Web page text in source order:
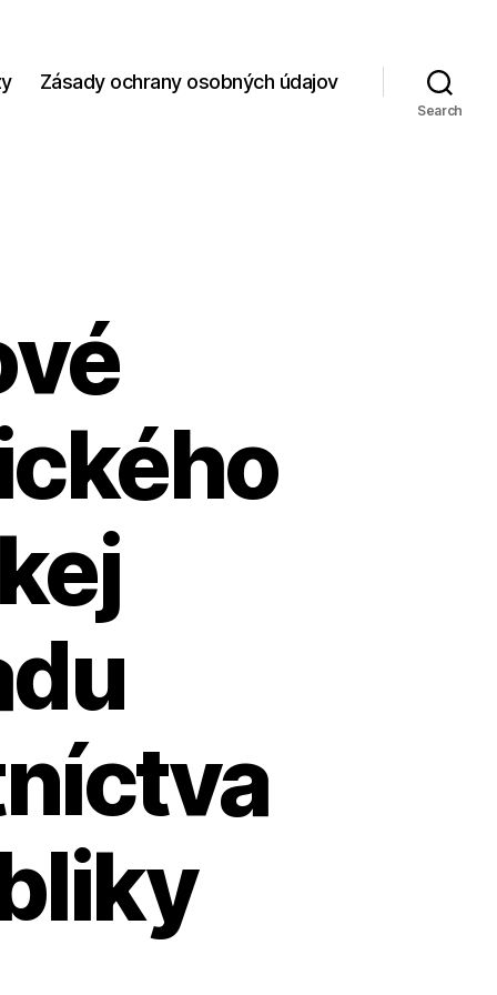
Zásady ochrany osobných údajov
Search